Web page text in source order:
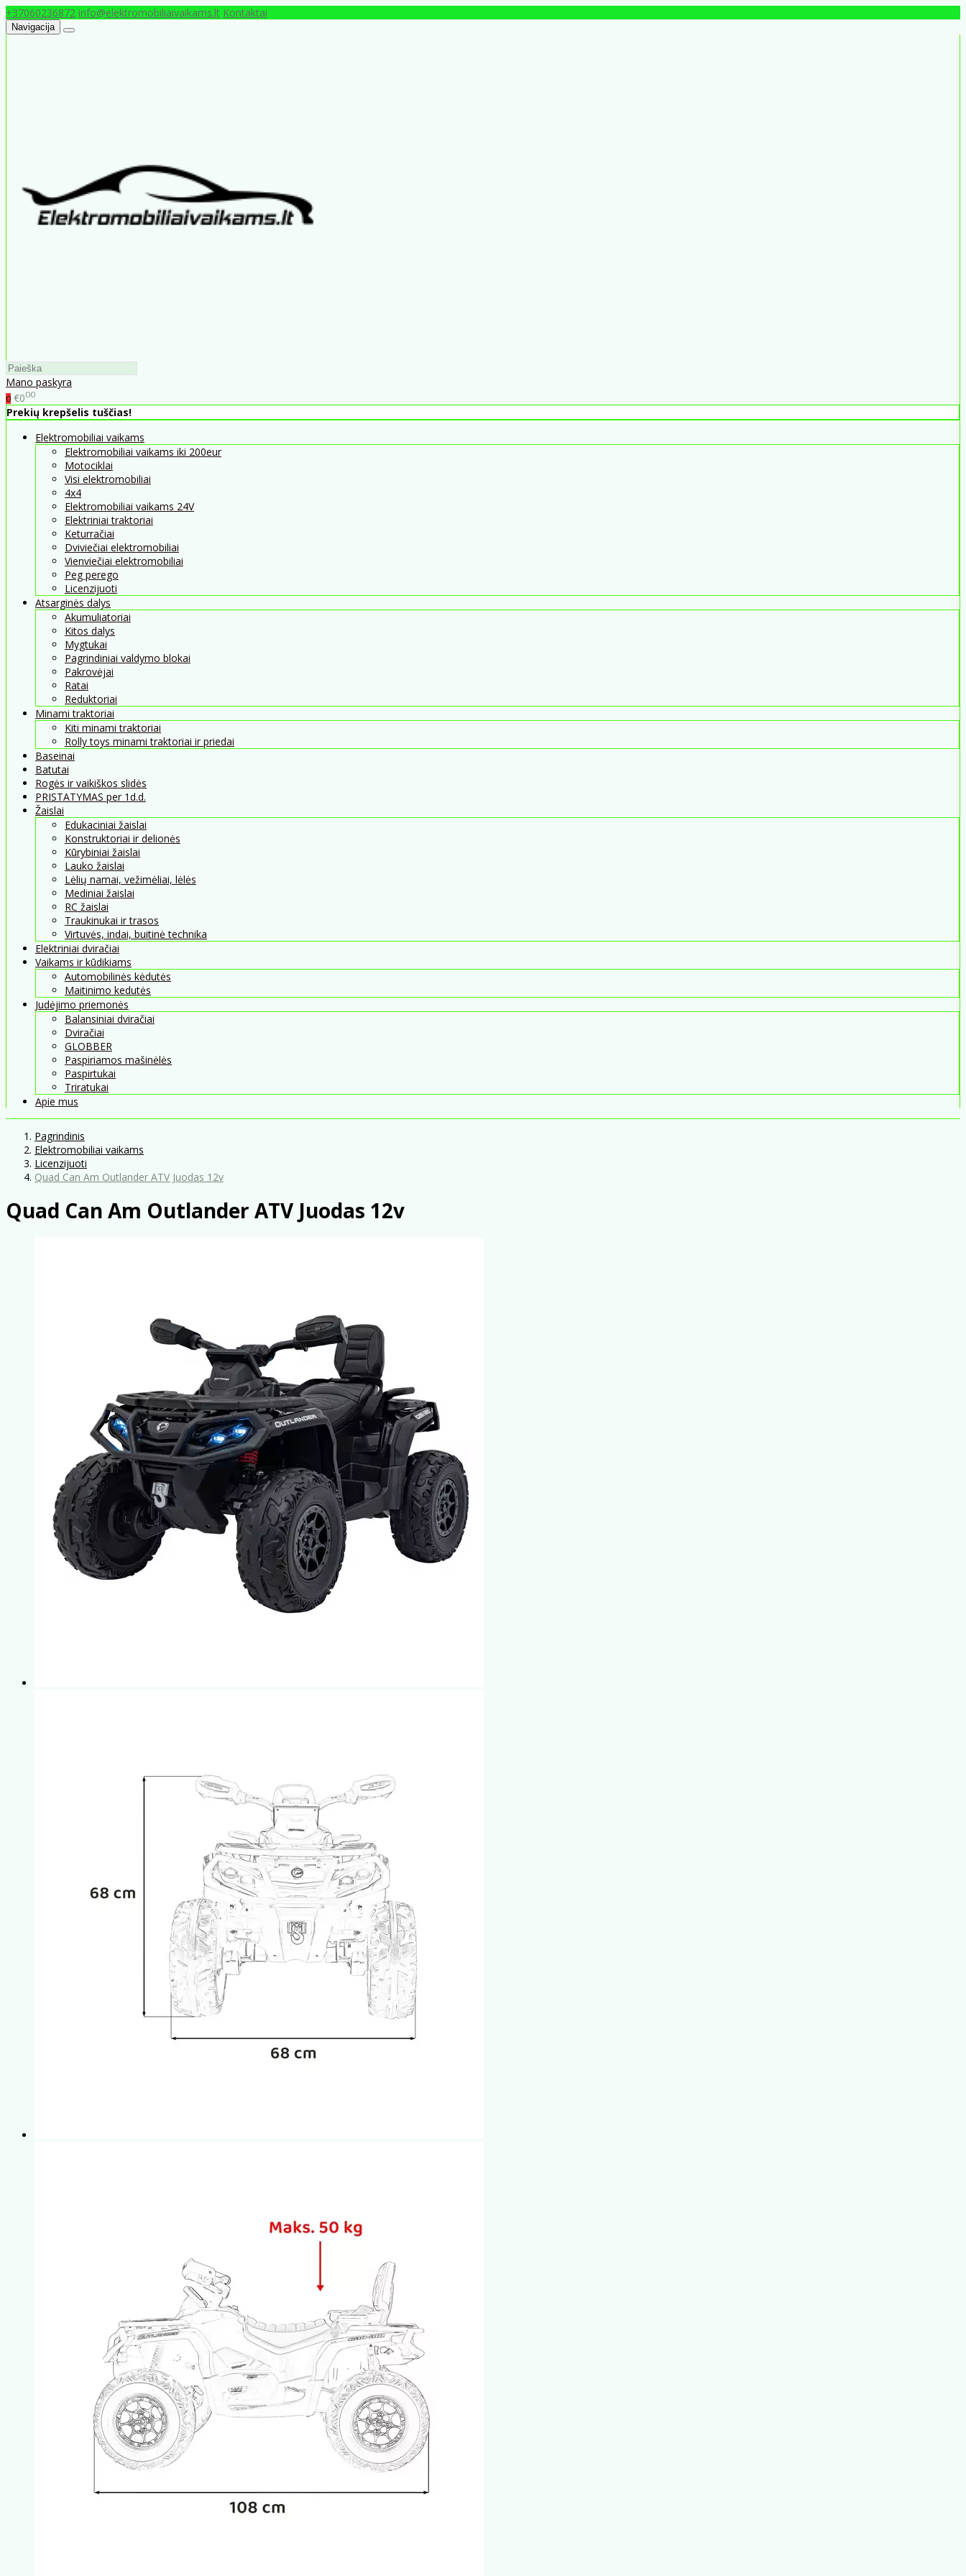
+37060236872 info@elektromobiliaivaikams.lt Kontaktai
Navigacija
Mano paskyra
0 €000
Prekių krepšelis tuščias!
Elektromobiliai vaikams
Elektromobiliai vaikams iki 200eur
Motociklai
Visi elektromobiliai
4x4
Elektromobiliai vaikams 24V
Elektriniai traktoriai
Keturračiai
Dviviečiai elektromobiliai
Vienviečiai elektromobiliai
Peg perego
Licenzijuoti
Atsarginės dalys
Akumuliatoriai
Kitos dalys
Mygtukai
Pagrindiniai valdymo blokai
Pakrovėjai
Ratai
Reduktoriai
Minami traktoriai
Kiti minami traktoriai
Rolly toys minami traktoriai ir priedai
Baseinai
Batutai
Rogės ir vaikiškos slidės
PRISTATYMAS per 1d.d.
Žaislai
Edukaciniai žaislai
Konstruktoriai ir delionės
Kūrybiniai žaislai
Lauko žaislai
Lėlių namai, vežimėliai, lėlės
Mediniai žaislai
RC žaislai
Traukinukai ir trasos
Virtuvės, indai, buitinė technika
Elektriniai dviračiai
Vaikams ir kūdikiams
Automobilinės kėdutės
Maitinimo kedutės
Judėjimo priemonės
Balansiniai dviračiai
Dviračiai
GLOBBER
Paspiriamos mašinėlės
Paspirtukai
Triratukai
Apie mus
Pagrindinis
Elektromobiliai vaikams
Licenzijuoti
Quad Can Am Outlander ATV Juodas 12v
Quad Can Am Outlander ATV Juodas 12v